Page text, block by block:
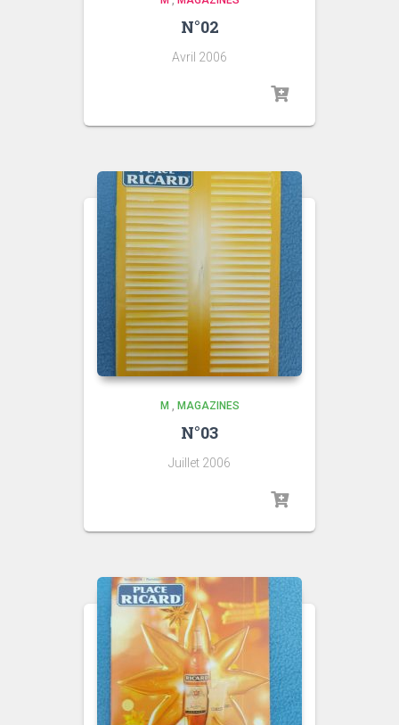
N°02
Avril 2006
M , MAGAZINES
N°03
Juillet 2006